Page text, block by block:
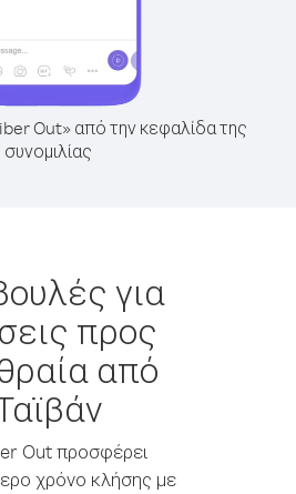
Out» από την κεφαλίδα της
συνομιλίας
για
προς
από
Out προσφέρει
χρόνο κλήσης με